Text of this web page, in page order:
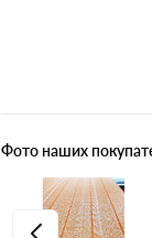
Фото наших